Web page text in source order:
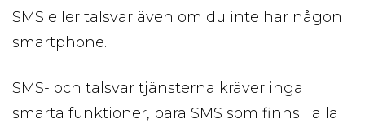
SMS eller talsvar även om du inte har någon
smartphone.
SMS- och talsvar tjänsterna kräver inga
smarta funktioner, bara SMS som finns i alla